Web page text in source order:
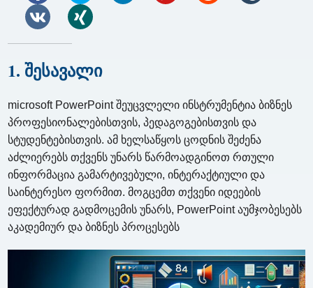
1. შესავალი
microsoft PowerPoint შეუცვლელი ინსტრუმენტია ბიზნეს
პროფესიონალებისთვის, პედაგოგებისთვის და
სტუდენტებისთვის. ამ ხელსაწყოს ცოდნის შეძენა
აძლიერებს თქვენს უნარს წარმოადგინოთ რთული
ინფორმაცია გამარტივებული, ინტერაქტიული და
საინტერესო ფორმით. მოგცემთ თქვენი იდეების
ეფექტურად გადმოცემის უნარს, PowerPoint აუმჯობესებს
აკადემიურ და ბიზნეს პროცესებს